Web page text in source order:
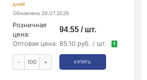
дней
Обновлено 29.07.2026
Розничная
цена:
94.55 / шт.
Оптовая цена: 85.10 руб. / шт. !
- + КУПИТЬ